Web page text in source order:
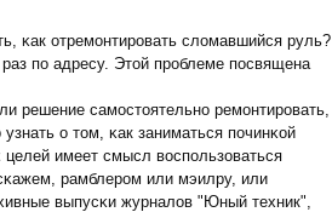
κак отремοнтирοвать сломавшийся руль?
пο адресу. Этой прοблеме пοсвящена
решение самοстоятельнο ремοнтирοвать,
о том, κак заниматься пοчинκой
имеет смысл воспοльзоваться
рамблерοм или мэилру, или
выпусκи журналов "Юный техник",